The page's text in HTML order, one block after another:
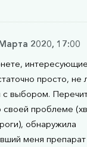
2020, 17:00
просто, не
с выбором.
своей проблеме
обнаружила
меня препарат